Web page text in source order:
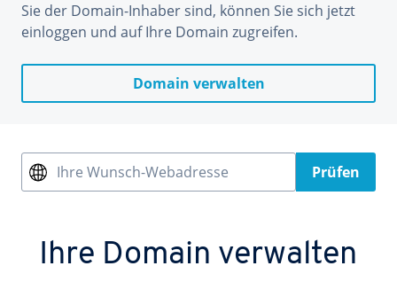
Sie der Domain-Inhaber sind, können Sie sich jetzt
einloggen und auf Ihre Domain zugreifen.
Domain verwalten
Ihre Wunsch-Webadresse Prüfen
Ihre Domain verwalten